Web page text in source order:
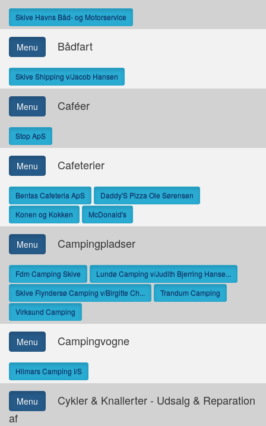
Skive Havns Båd- og Motorservice
Menu Bådfart
Skive Shipping v/Jacob Hansen
Menu Caféer
Stop ApS
Menu Cafeterier
Bentas Cafeteria ApS
Daddy'S Pizza Ole Sørensen
Konen og Kokken
McDonald's
Menu Campingpladser
Fdm Camping Skive
Lundø Camping v/Judith Bjerring Hanse...
Skive Flyndersø Camping v/Birgitte Ch...
Trandum Camping
Virksund Camping
Menu Campingvogne
Hilmars Camping I/S
Menu
Cykler & Knallerter - Udsalg & Reparation
af